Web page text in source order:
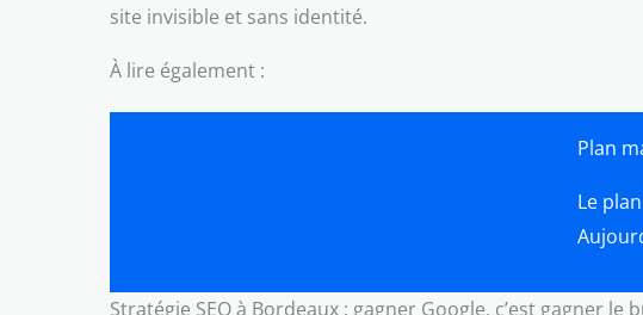
site invisible et sans identité.
À lire également :
Plan
Le
Stratégie SEO à Bordeaux : gagner Google, c’est gagner le